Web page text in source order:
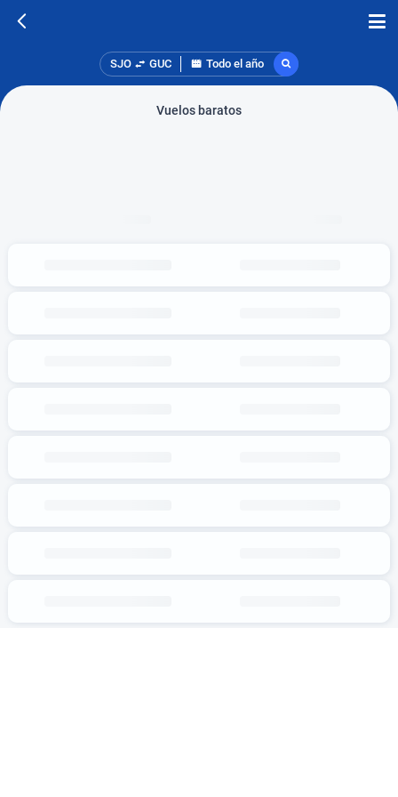
SJO GUC Todo el año
Vuelos baratos